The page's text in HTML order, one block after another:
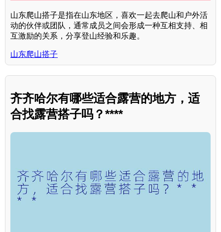
山东爬山搭子是指在山东地区，喜欢一起去爬山和户外活
动的伙伴或团队，通常成员之间会形成一种互相支持、相
互激励的关系，分享登山经验和乐趣。
山东爬山搭子
齐齐哈尔有哪些适合露营的地方，适
合找露营搭子吗？****